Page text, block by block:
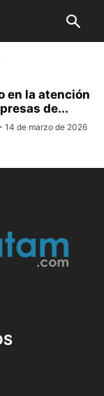
en la atención
de...
14 de marzo de 2026